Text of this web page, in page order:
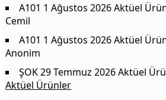
A101 1 Ağustos 2026 Aktüel
Cemil
A101 1 Ağustos 2026 Aktüel
Anonim
ŞOK 29 Temmuz 2026 Aktüel
Aktüel Ürünler